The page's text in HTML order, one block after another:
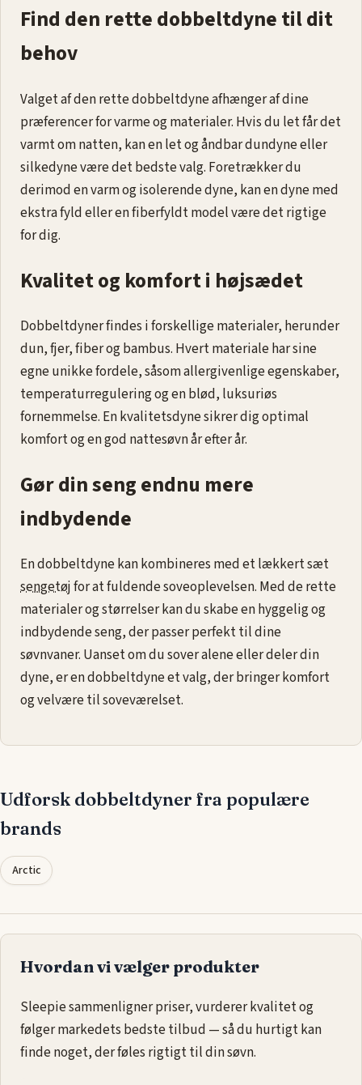
Find den rette dobbeltdyne til dit
behov
Valget af den rette dobbeltdyne afhænger af dine
præferencer for varme og materialer. Hvis du let får det
varmt om natten, kan en let og åndbar dundyne eller
silkedyne være det bedste valg. Foretrækker du
derimod en varm og isolerende dyne, kan en dyne med
ekstra fyld eller en fiberfyldt model være det rigtige
for dig.
Kvalitet og komfort i højsædet
Dobbeltdyner findes i forskellige materialer, herunder
dun, fjer, fiber og bambus. Hvert materiale har sine
egne unikke fordele, såsom allergivenlige egenskaber,
temperaturregulering og en blød, luksuriøs
fornemmelse. En kvalitetsdyne sikrer dig optimal
komfort og en god nattesøvn år efter år.
Gør din seng endnu mere
indbydende
En dobbeltdyne kan kombineres med et lækkert sæt
sengetøjfor at fuldende soveoplevelsen. Med de rette
materialer og størrelser kan du skabe en hyggelig og
indbydende seng, der passer perfekt til dine
søvnvaner. Uanset om du sover alene eller deler din
dyne, er en dobbeltdyne et valg, der bringer komfort
og velvære til soveværelset.
Udforsk dobbeltdyner fra populære
brands
Arctic
Hvordan vi vælger produkter
Sleepie sammenligner priser, vurderer kvalitet og
følger markedets bedste tilbud — så du hurtigt kan
finde noget, der føles rigtigt til din søvn.